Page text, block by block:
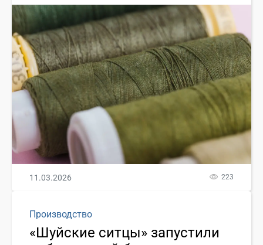
11.03.2026 223
Производство
«Шуйские ситцы» запустили